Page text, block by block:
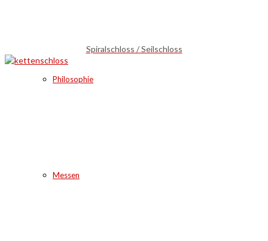
Philosophie
Messen
Spiralschloss / Seilschloss